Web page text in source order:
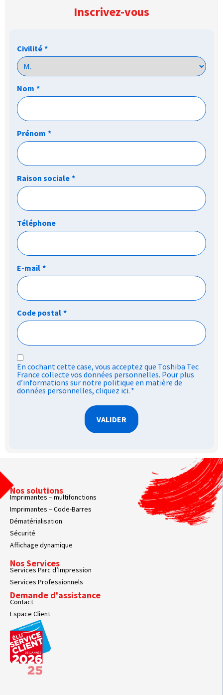
Inscrivez-vous
Civilité *
Nom *
Prénom *
Raison sociale *
Téléphone
E-mail *
Code postal *
RGPD
*
En cochant cette case, vous acceptez que Toshiba Tec
France collecte vos données personnelles. Pour plus
d’informations sur notre politique en matière de
données personnelles, cliquez ici. *
Nos solutions
Imprimantes – multifonctions
Imprimantes – Code-Barres
Dématérialisation
Sécurité
Affichage dynamique
Nos Services
Services Parc d’Impression
Services Professionnels
Demande d'assistance
Contact
Espace Client